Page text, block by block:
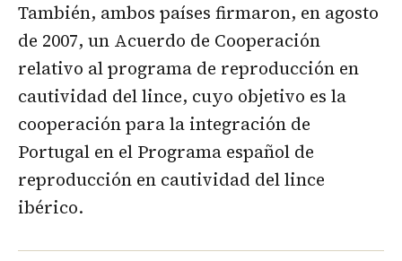
También, ambos países firmaron, en agosto
de 2007, un Acuerdo de Cooperación
relativo al programa de reproducción en
cautividad del lince, cuyo objetivo es la
cooperación para la integración de
Portugal en el Programa español de
reproducción en cautividad del lince
ibérico.